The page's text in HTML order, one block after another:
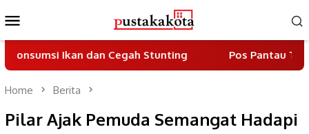
to
contentMenu
Ikan dan Cegah Stunting Pos Pantau Tiga Pilar
Home Berita
Pilar Ajak Pemuda Semangat Hadapi